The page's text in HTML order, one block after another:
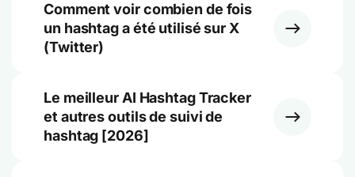
Comment voir combien de fois
un hashtag a été utilisé sur X
(Twitter)
Le meilleur AI Hashtag Tracker
et autres outils de suivi de
hashtag [2026]